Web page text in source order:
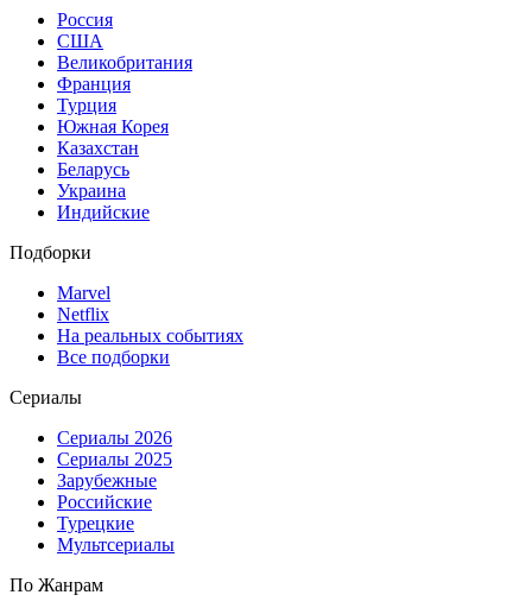
Россия
США
Великобритания
Франция
Турция
Южная Корея
Казахстан
Беларусь
Украина
Индийские
Подборки
Marvel
Netflix
На реальных событиях
Все подборки
Сериалы
Сериалы 2026
Сериалы 2025
Зарубежные
Российские
Турецкие
Мультсериалы
По Жанрам